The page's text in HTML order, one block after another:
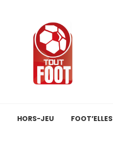
HORS-JEU FOOT’ELLES